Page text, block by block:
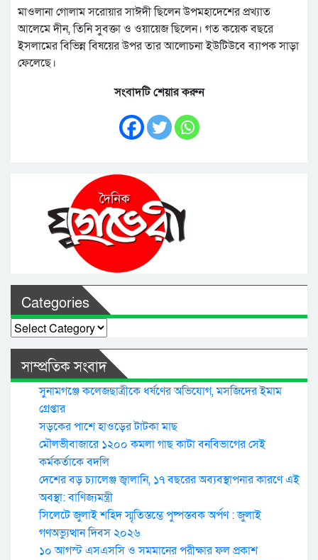
মাওলানা গোলাম সরোয়ার সাঈদী ছিলেন উপমহাদেশের প্রখ্যাত
আলেমে দীন, তিনি সুবক্তা ও ওয়ায়েজ ছিলেন। গত কয়েক বছরে
ইসলামের বিভিন্ন বিষয়ের উপর তার আলোচনা ইউটিউবে ব্যাপক সাড়া
ফেলেছে।
সংবাদটি শেয়ার করুন
Categories
Categories
সাম্প্রতিক সংবাদ
সুনামগঞ্জে কলেজছাত্রীকে ধর্ষণের অভিযোগ, মসজিদের ইমাম
গ্রেপ্তার
সড়কের পাশে হাওড়ের টাটকা মাছ
মৌলভীবাজারে ১২০০ কমলা গাছ কাটা বনবিভাগের সেই
কর্মকর্তাকে বদলি
দেশের বড় চ্যালেঞ্জ জ্বালানি, ১৭ বছরের অব্যবস্থাপনার কারণে এই
অবস্থা: বাণিজ্যমন্ত্রী
সিলেটে জুলাই শহিদ স্মৃতিস্তম্ভে পুষ্পস্তবক অর্পণ : জুলাই
গণঅভ্যুত্থান দিবস ২০২৬
১০ আগস্ট এসএসসি ও সমমানের পরীক্ষার ফল প্রকাশ